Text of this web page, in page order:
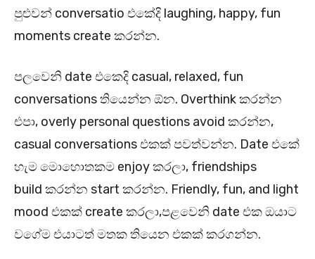
පුළුවන් conversatio එකේදි laughing, happy, fun
moments create කරන්න.
පලවෙනි date එකෙදි casual, relaxed, fun
conversations තියෙන්න ඕන. Overthink කරන්න
එපා, overly personal questions avoid කරන්න,
casual conversations එකක් පවත්වන්න. Date එකේ
හැම මොහොතකම enjoy කරලා, friendships
build කරන්න start කරන්න. Friendly, fun, and light
mood එකක් create කරලා,පළවෙනි date එක ඔයාට
වගේම එයාටත් මතක තියෙන එකක් කරගන්න.